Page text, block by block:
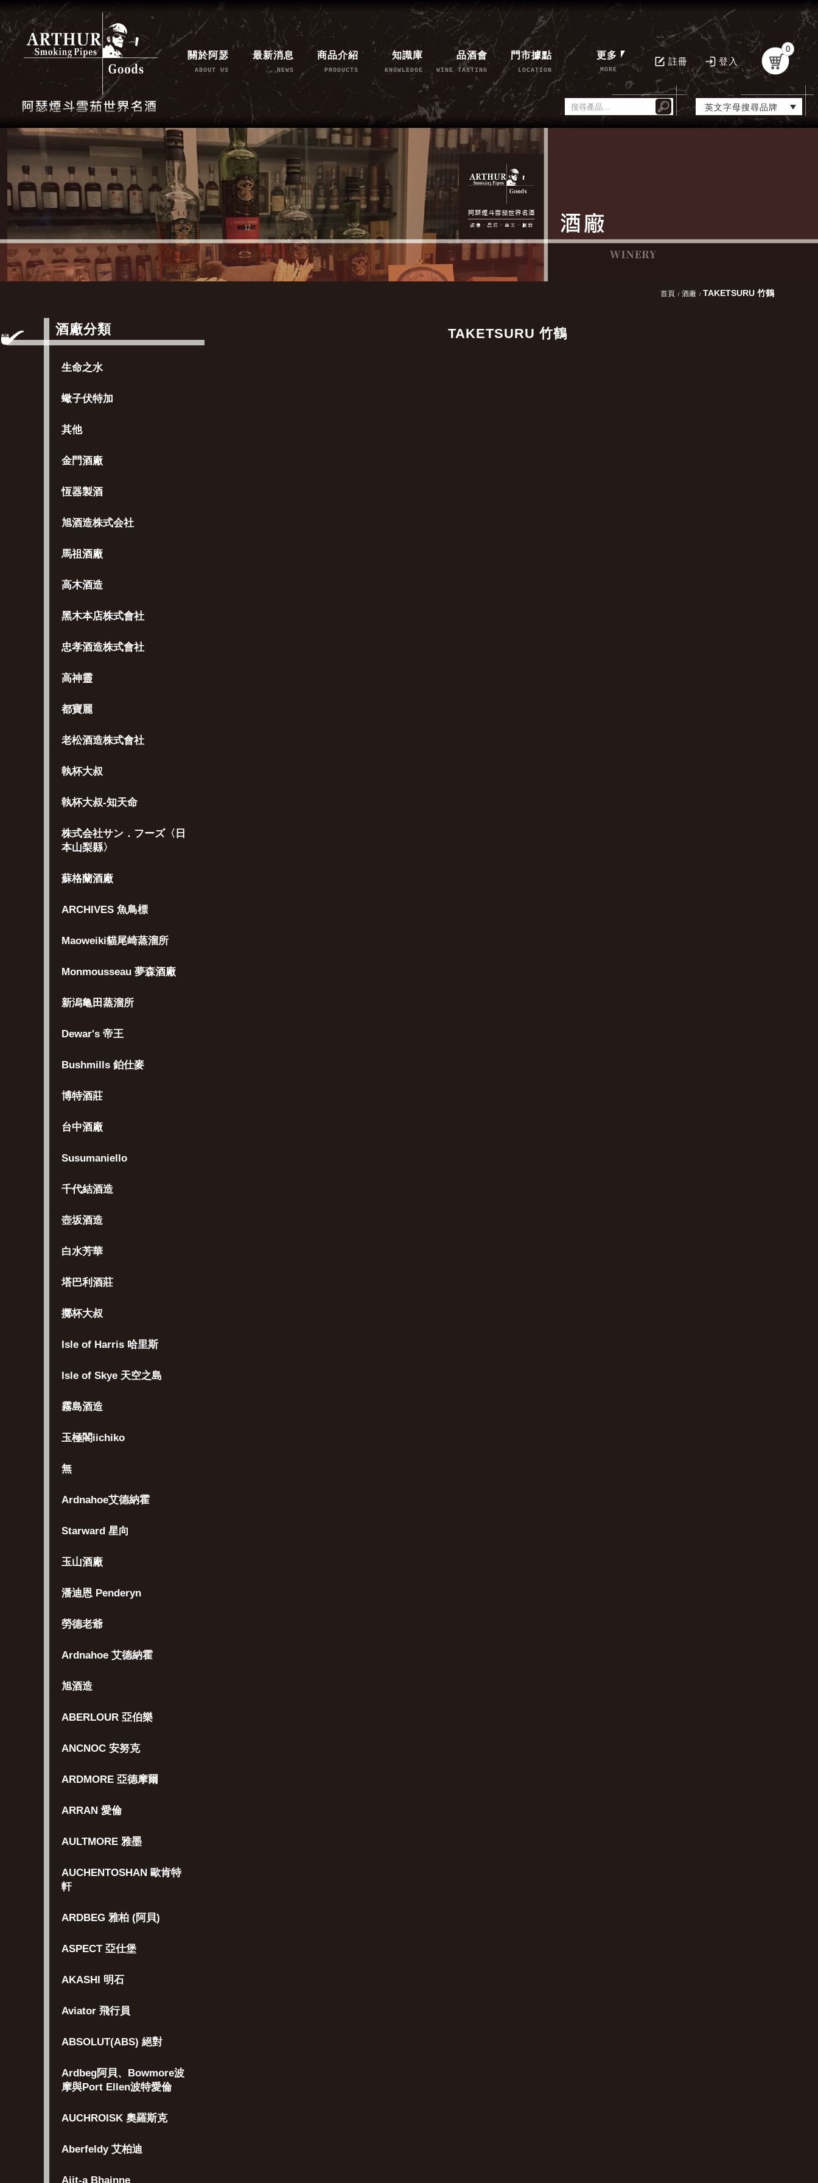
關於阿瑟
ABOUT US
最新消息
NEWS
商品介紹
PRODUCTS
知識庫
KNOWLEDGE
品酒會
WINE TASTING
門市據點
LOCATION
更多
MORE
註冊 登入
0
英文字母搜尋品牌
首頁 酒廠 TAKETSURU 竹鶴
酒廠分類
生命之水
蠍子伏特加
其他
金門酒廠
恆器製酒
旭酒造株式会社
馬祖酒廠
高木酒造
黑木本店株式會社
忠孝酒造株式會社
高神靈
都寶麗
老松酒造株式會社
執杯大叔
執杯大叔-知天命
株式会社サン．フーズ〈日
本山梨縣〉
蘇格蘭酒廠
ARCHIVES 魚鳥標
Maoweiki貓尾崎蒸溜所
Monmousseau 夢森酒廠
新潟亀田蒸溜所
Dewar's 帝王
Bushmills 鉑仕麥
博特酒莊
台中酒廠
Susumaniello
千代結酒造
壺坂酒造
白水芳華
塔巴利酒莊
擲杯大叔
Isle of Harris 哈里斯
Isle of Skye 天空之島
霧島酒造
玉極閣iichiko
無
Ardnahoe艾德納霍
Starward 星向
玉山酒廠
潘迪恩 Penderyn
勞德老爺
Ardnahoe 艾德納霍
旭酒造
ABERLOUR 亞伯樂
ANCNOC 安努克
ARDMORE 亞德摩爾
ARRAN 愛倫
AULTMORE 雅墨
AUCHENTOSHAN 歐肯特
軒
ARDBEG 雅柏 (阿貝)
ASPECT 亞仕堡
AKASHI 明石
Aviator 飛行員
ABSOLUT(ABS) 絕對
Ardbeg阿貝、Bowmore波
摩與Port Ellen波特愛倫
AUCHROISK 奧羅斯克
Aberfeldy 艾柏迪
Aiit-a Bhainne
TAKETSURU 竹鶴